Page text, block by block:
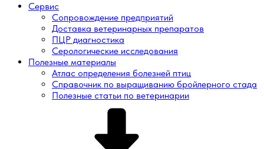
Сервис
Сопровождение предприятий
Доставка ветеринарных препаратов
ПЦР диагностика
Серологические исследования
Полезные материалы
Атлас определения болезней птиц
Справочник по выращиванию бройлерного стада
Полезные статьи по ветеринарии